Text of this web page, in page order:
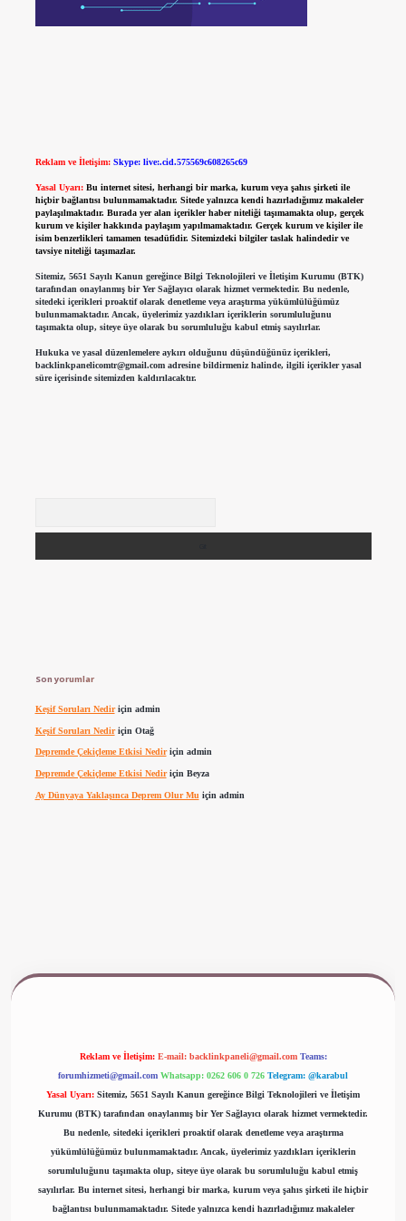
Reklam ve İletişim: Skype: live:.cid.575569c608265c69
Yasal Uyarı: Bu internet sitesi, herhangi bir marka, kurum veya şahıs şirketi ile
hiçbir bağlantısı bulunmamaktadır. Sitede yalnızca kendi hazırladığımız makaleler
paylaşılmaktadır. Burada yer alan içerikler haber niteliği taşımamakta olup, gerçek
kurum ve kişiler hakkında paylaşım yapılmamaktadır. Gerçek kurum ve kişiler ile
isim benzerlikleri tamamen tesadüfidir. Sitemizdeki bilgiler taslak halindedir ve
tavsiye niteliği taşımazlar.
Sitemiz, 5651 Sayılı Kanun gereğince Bilgi Teknolojileri ve İletişim Kurumu (BTK)
tarafından onaylanmış bir Yer Sağlayıcı olarak hizmet vermektedir. Bu nedenle,
sitedeki içerikleri proaktif olarak denetleme veya araştırma yükümlülüğümüz
bulunmamaktadır. Ancak, üyelerimiz yazdıkları içeriklerin sorumluluğunu
taşımakta olup, siteye üye olarak bu sorumluluğu kabul etmiş sayılırlar.
Hukuka ve yasal düzenlemelere aykırı olduğunu düşündüğünüz içerikleri,
backlinkpanelicomtr@gmail.comadresine bildirmeniz halinde, ilgili içerikler yasal
süre içerisinde sitemizden kaldırılacaktır.
Son yorumlar
Keşif Soruları Nediriçin admin
Keşif Soruları Nediriçin Otağ
Depremde Çekiçleme Etkisi Nediriçin admin
Depremde Çekiçleme Etkisi Nediriçin Beyza
Ay Dünyaya Yaklaşınca Deprem Olur Mu için admin
Reklam ve İletişim: E-mail: backlinkpaneli@gmail.com Teams:
forumhizmeti@gmail.com Whatsapp: 0262 606 0 726 Telegram: @karabul
Yasal Uyarı: Sitemiz, 5651 Sayılı Kanun gereğince Bilgi Teknolojileri ve İletişim
Kurumu (BTK) tarafından onaylanmış bir Yer Sağlayıcı olarak hizmet vermektedir.
Bu nedenle, sitedeki içerikleri proaktif olarak denetleme veya araştırma
yükümlülüğümüz bulunmamaktadır. Ancak, üyelerimiz yazdıkları içeriklerin
sorumluluğunu taşımakta olup, siteye üye olarak bu sorumluluğu kabul etmiş
sayılırlar. Bu internet sitesi, herhangi bir marka, kurum veya şahıs şirketi ile hiçbir
bağlantısı bulunmamaktadır. Sitede yalnızca kendi hazırladığımız makaleler